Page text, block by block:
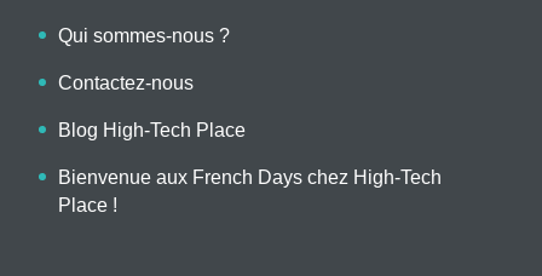
Qui sommes-nous ?
Contactez-nous
Blog High-Tech Place
Bienvenue aux French Days chez High-Tech
Place !